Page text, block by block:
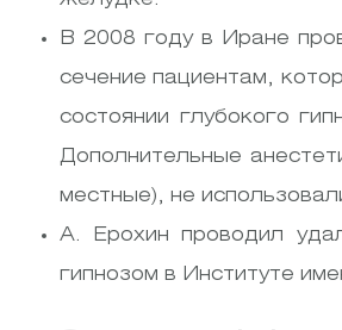
В 2008 году в Иране
сечение пациентам,
состоянии глубокого
Дополнительные
местные), не
А. Ерохин проводил
гипнозом в Институте